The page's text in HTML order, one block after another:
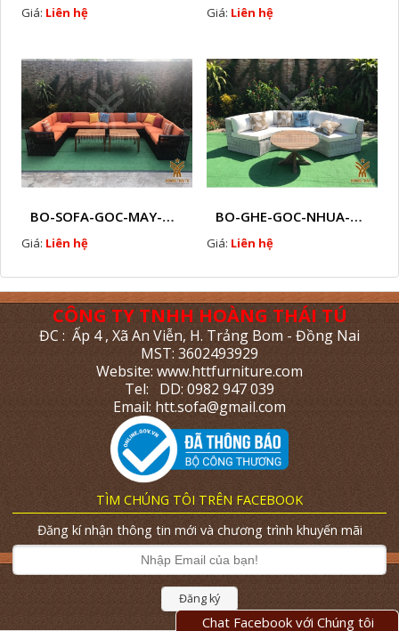
Giá: Liên hệ Giá: Liên hệ
BO-SOFA-GOC-MAY-NHUA-HTT - SG5
Giá: Liên hệ
BO-GHE-GOC-NHUA-MAY-HTT - SG4
Giá: Liên hệ
CÔNG TY TNHH HOÀNG THÁI TÚ
ĐC : Ấp 4 , Xã An Viễn, H. Trảng Bom - Đồng Nai
MST: 3602493929
Website: www.httfurniture.com
Tel: DD: 0982 947 039
Email: htt.sofa@gmail.com
TÌM CHÚNG TÔI TRÊN FACEBOOK
Đăng kí nhận thông tin mới và chương trình khuyến mãi
Đăng ký
Chat Facebook với Chúng tôi